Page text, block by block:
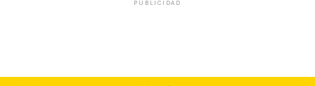
PUBLICIDAD